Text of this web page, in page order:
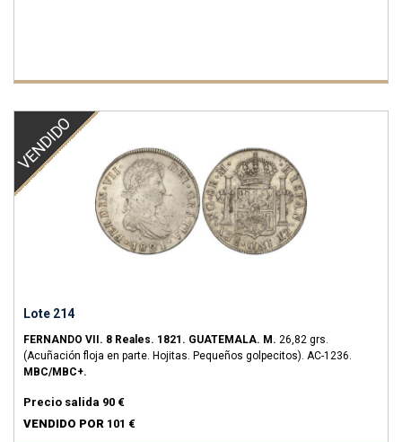
VENDIDO
Lote 214
FERNANDO VII. 8 Reales. 1821. GUATEMALA. M. 26,82 grs.
(Acuñación floja en parte. Hojitas. Pequeños golpecitos). AC-1236.
MBC/MBC+.
Precio salida 90 €
VENDIDO POR 101 €